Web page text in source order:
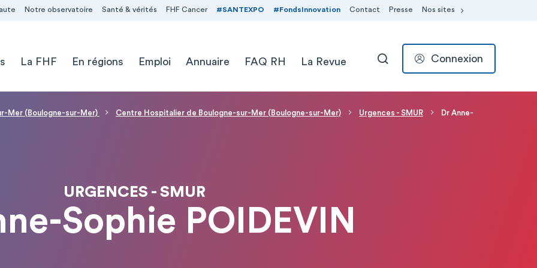
Notre observatoire Santé & vérités FHF Cancer #SANTEXPO #FondsInnovation Contact Presse Nos sites
La FHF En régions Emploi Annuaire FAQ RH La Revue RECHERCHER
Connexion
Mer (Boulogne-sur-Mer) Centre Hospitalier de Boulogne-sur-Mer (Boulogne-sur-Mer) Urgences - SMUR
Dr Anne-
URGENCES - SMUR
Sophie POIDEVIN